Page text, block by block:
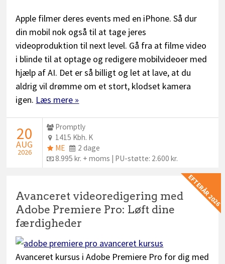
Apple filmer deres events med en iPhone. Så dur
din mobil nok også til at tage jeres
videoproduktion til next level. Gå fra at filme video
i blinde til at optage og redigere mobilvideoer med
hjælp af AI. Det er så billigt og let at lave, at du
aldrig vil drømme om et stort, klodset kamera
igen. Læs mere »
STARTDATO:
20
AUG
2026
Udbyder:
Promptly
Sted:
1415 Kbh. K
ME
plus:
ME
Dage:
2 dage
Pris:8.995 kr. + moms | PU-støtte: 2.600 kr.
Avanceret videoredigering med
Adobe Premiere Pro: Løft dine
færdigheder
EFTERÅR 2026
Avanceret kursus i Adobe Premiere Pro for dig med